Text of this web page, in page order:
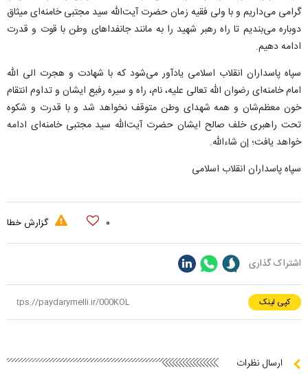
گرامی می‌داریم و با ولی فقیه زمان حضرت آیت‌الله سید مجتبی خامنه‌ای میثاق
دوباره می‌بندیم تا راه رهبر شهید را به مانند جانفدا‌های وطن با قوت و قدرت
ادامه دهیم.
سپاه پاسداران انقلاب اسلامی یادآور می‌شود که با شهادت و هجرت الی الله
امام خامنه‌ای رضوان الله تعالی علیه، نام، راه و سیره رفیع ایشان و تداوم انتقام
خون معظم‌شان و همه شهدای وطن متوقف نخواهد شد و با قدرت و شکوه
تحت راهبری خلف صالح ایشان حضرت آیت‌الله سید مجتبی خامنه‌ای ادامه
خواهد یافت؛ إن شاءالله.
سپاه پاسداران انقلاب اسلامی
۰ گزارش خطا
اشتراک گذاری
کپی لینک
ارسال نظرات